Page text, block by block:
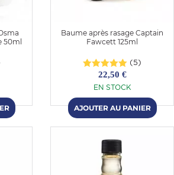
50ml
Baume après rasage Captain
Fawcett 125ml
(5)
22,50 €
EN STOCK